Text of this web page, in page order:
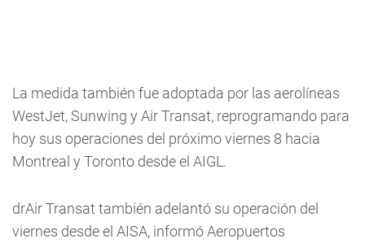
La medida también fue adoptada por las aerolíneas
WestJet, Sunwing y Air Transat, reprogramando para
hoy sus operaciones del próximo viernes 8 hacia
Montreal y Toronto desde el AIGL.
drAir Transat también adelantó su operación del
viernes desde el AISA, informó Aeropuertos